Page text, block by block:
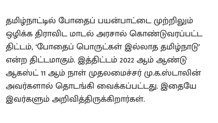
தமிழ்நாட்டில் போதைப் பயன்பாட்டை முற்றிலும்
ஒழிக்க திராவிட மாடல் அரசால் கொண்டுவரப்பட்ட
திட்டம், ‘போதைப் பொருட்கள் இல்லாத தமிழ்நாடு’
என்ற திட்டமாகும். இத்திட்டம் 2022 ஆம் ஆண்டு
ஆகஸ்ட் 11 ஆம் நாள் முதலமைச்சர் மு.க.ஸ்டாலின்
அவர்களால் தொடங்கி வைக்கப்பட்டது. இதையே
இவர்களும் அறிவித்திருக்கிறார்கள்.